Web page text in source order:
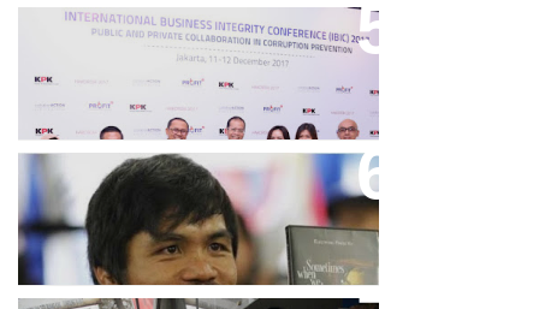
Keren, Bank BJB Kantongi
Puluhan Penghargaan Sepanjang
2017
Dicibir Di Medsos, Manny
Pacquiao Tegaskan Pendirian
Tolak LGBT